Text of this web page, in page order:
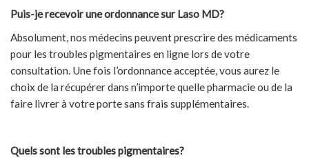
Puis-je recevoir une ordonnance sur Laso MD?
Absolument, nos médecins peuvent prescrire des médicaments
pour les troubles pigmentaires en ligne lors de votre
consultation. Une fois l’ordonnance acceptée, vous aurez le
choix de la récupérer dans n’importe quelle pharmacie ou de la
faire livrer à votre porte sans frais supplémentaires.
Quels sont les troubles pigmentaires?